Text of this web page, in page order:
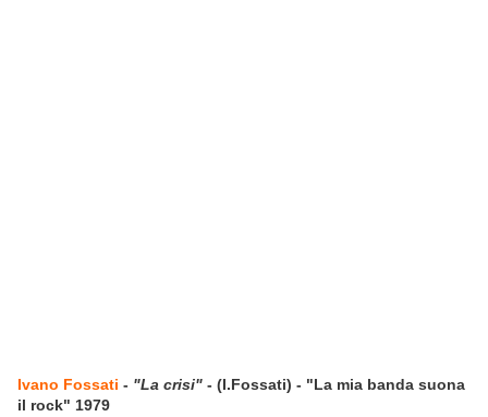
Ivano Fossati - "La crisi" - (I.Fossati) - "La mia banda suona
il rock" 1979